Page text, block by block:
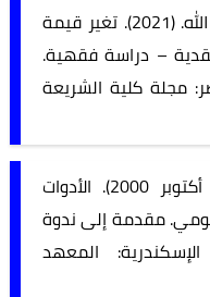
صهوان، نجلاء عبد الجواد فتح الله. (2021). تغير قيمة
– دراسة فقهية.
مصر: مجلة كلية الشريعة
عبد الحليم، عمر محمد. (18 أكتوبر 2000). الأدوات
مقدمة إلى ندوة
الإسكندرية: المعهد